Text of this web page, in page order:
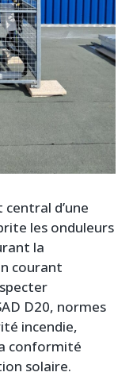
d’une
les onduleurs
la
courant
D20, normes
incendie,
conformité
solaire.